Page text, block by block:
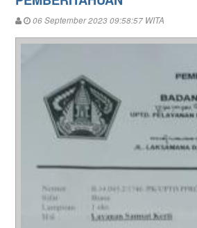
06 September 2023 09:58:57 WITA